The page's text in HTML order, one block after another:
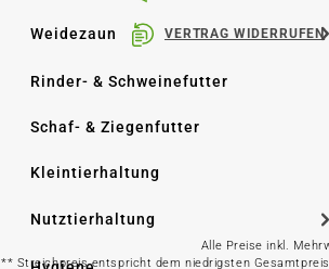
Weidezaun
Rinder- & Schweinefutter
Schaf- & Ziegenfutter
Kleintierhaltung
Nutztierhaltung
VERTRAG WIDERRUFEN
Alle Preise inkl.
** Streichpreis entspricht dem niedrigsten